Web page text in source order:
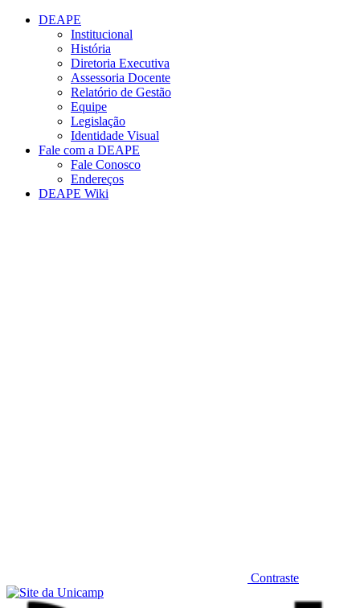
Conteúdo principal
DEAPE
Institucional
História
Diretoria Executiva
Assessoria Docente
Relatório de Gestão
Equipe
Legislação
Identidade Visual
Fale com a DEAPE
Fale Conosco
Endereços
DEAPE Wiki
Contraste